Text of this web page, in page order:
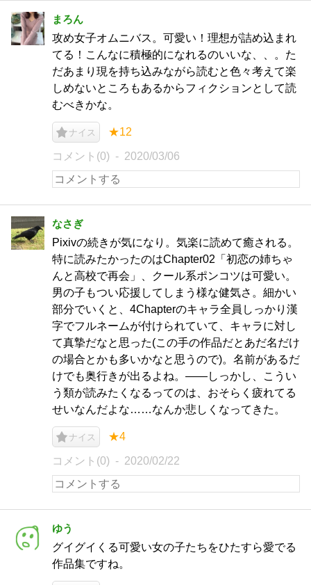
まろん
攻め女子オムニバス。可愛い！理想が詰め込まれ
てる！こんなに積極的になれるのいいな、、。た
だあまり現を持ち込みながら読むと色々考えて楽
しめないところもあるからフィクションとして読
むべきかな。
ナイス ★12
コメント(0) 2020/03/06
なさぎ
Pixivの続きが気になり。気楽に読めて癒される。
特に読みたかったのはChapter02「初恋の姉ちゃ
んと高校で再会」、クール系ポンコツは可愛い。
男の子もつい応援してしまう様な健気さ。細かい
部分でいくと、4Chapterのキャラ全員しっかり漢
字でフルネームが付けられていて、キャラに対し
て真摯だなと思った(この手の作品だとあだ名だけ
の場合とかも多いかなと思うので)。名前があるだ
けでも奥行きが出るよね。——しっかし、こうい
う類が読みたくなるってのは、おそらく疲れてる
せいなんだよな……なんか悲しくなってきた。
ナイス ★4
コメント(0) 2020/02/22
ゆう
グイグイくる可愛い女の子たちをひたすら愛でる
作品集ですね。